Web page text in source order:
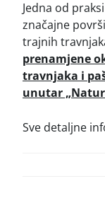
Jedna od
značajne
trajnih
prenamjene
travnjaka i
unutar
Sve detaljne